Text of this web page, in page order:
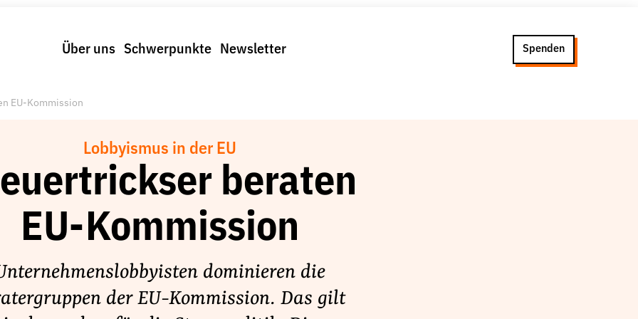
Über uns Schwerpunkte Newsletter Spenden
EU-Kommission
Lobbyismus in der EU
beraten
EU-Kommission
dominieren die
der EU-Kommission. Das gilt